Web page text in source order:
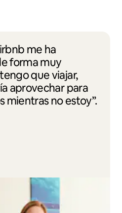
me ha
forma muy
que viajar,
aprovechar para
mientras no estoy”.